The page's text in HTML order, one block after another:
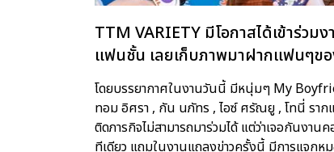
TTM VARIETY มีโอกาสได้เข้าร่ว
แฟนชั้น เลยเก็บภาพมาฝากแฟนๆข
โดยบรรยากาศในงานวันนี้ มีหนุ่มๆ My
ทอม อิศรา , กัน นภัทร , ไอซ์ ศรัณยู , โทนี่ ร
ติดภารกิจไม่สามารถมาร่วมได้ แต่ว่าเจอกันง
ทีเดียว แถมในงานแถลงข่าวครั้งนี้ มีการแจ